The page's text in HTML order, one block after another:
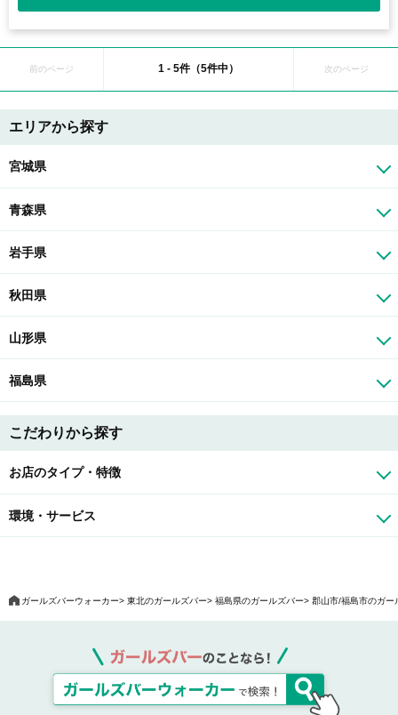
前のページ 1 - 5件（5件中） 次のページ
エリアから探す
宮城県
青森県
岩手県
秋田県
山形県
福島県
こだわりから探す
お店のタイプ・特徴
環境・サービス
ガールズバーウォーカー 東北のガールズバー 福島県のガールズバー 郡山市/福島市のガー